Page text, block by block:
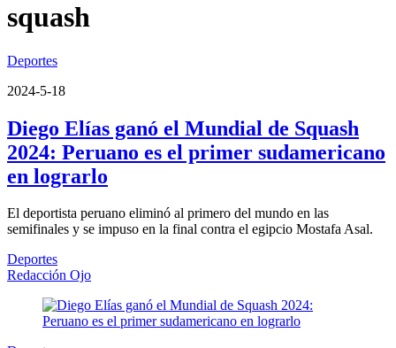
squash
Deportes
2024-5-18
Diego Elías ganó el Mundial de Squash
2024: Peruano es el primer sudamericano
en lograrlo
El deportista peruano eliminó al primero del mundo en las
semifinales y se impuso en la final contra el egipcio Mostafa Asal.
Deportes
Redacción Ojo